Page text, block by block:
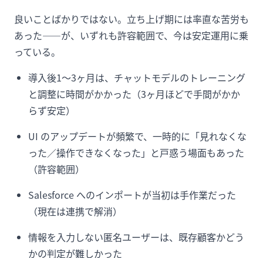
良いことばかりではない。立ち上げ期には率直な苦労も
あった——が、いずれも許容範囲で、今は安定運用に乗
っている。
導入後1〜3ヶ月は、チャットモデルのトレーニング
と調整に時間がかかった（3ヶ月ほどで手間がかか
らず安定）
UI のアップデートが頻繁で、一時的に「見れなくな
った／操作できなくなった」と戸惑う場面もあった
（許容範囲）
Salesforce へのインポートが当初は手作業だった
（現在は連携で解消）
情報を入力しない匿名ユーザーは、既存顧客かどう
かの判定が難しかった